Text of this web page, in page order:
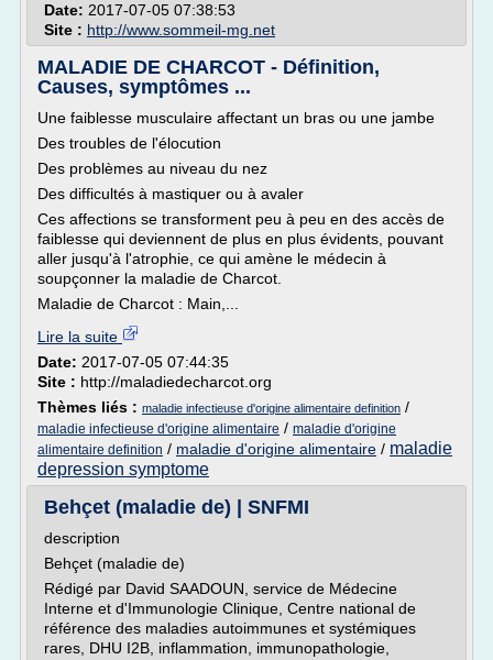
Date: 2017-07-05 07:38:53
Site : http://www.sommeil-mg.net
MALADIE DE CHARCOT - Définition,
Causes, symptômes ...
Une faiblesse musculaire affectant un bras ou une jambe
Des troubles de l'élocution
Des problèmes au niveau du nez
Des difficultés à mastiquer ou à avaler
Ces affections se transforment peu à peu en des accès de
faiblesse qui deviennent de plus en plus évidents, pouvant
aller jusqu'à l'atrophie, ce qui amène le médecin à
soupçonner la maladie de Charcot.
Maladie de Charcot : Main,...
Lire la suite
Date: 2017-07-05 07:44:35
Site : http://maladiedecharcot.org
Thèmes liés : maladie infectieuse d'origine alimentaire definition /
maladie infectieuse d'origine alimentaire / maladie d'origine
alimentaire definition / maladie d'origine alimentaire / maladie
depression symptome
Behçet (maladie de) | SNFMI
description
Behçet (maladie de)
Rédigé par David SAADOUN, service de Médecine
Interne et d'Immunologie Clinique, Centre national de
référence des maladies autoimmunes et systémiques
rares, DHU I2B, inflammation, immunopathologie,